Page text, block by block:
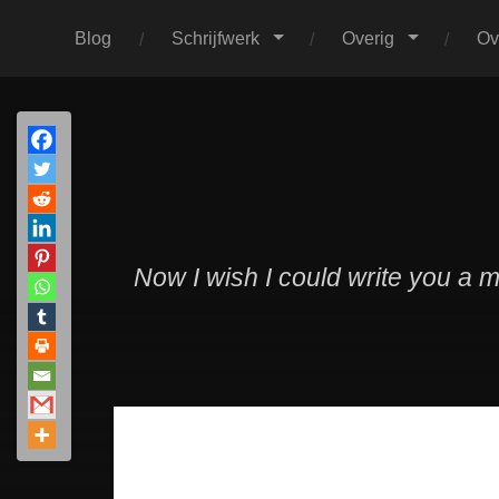
Blog Schrijfwerk Overig
Now I wish I could write you a